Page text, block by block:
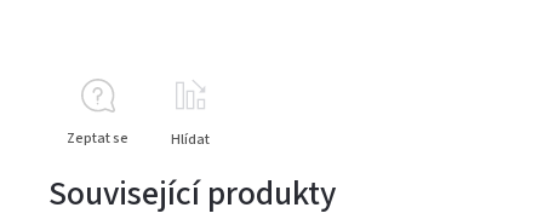
Zeptat se Hlídat
Související produkty